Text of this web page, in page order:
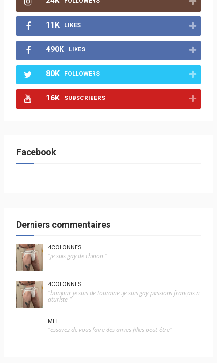
11K LIKES
490K LIKES
80K FOLLOWERS
16K SUBSCRIBERS
Facebook
Derniers commentaires
4COLONNES
"je suis gay de chinon "
4COLONNES
"bonjour je suis de touraine .je suis gay passions français n
aturiste "
MÉL
"essayez de vous faire des amies filles peut-être"